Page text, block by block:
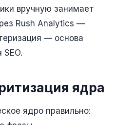
вручную занимает
Rush Analytics —
— основа
ядра
ядро правильно: